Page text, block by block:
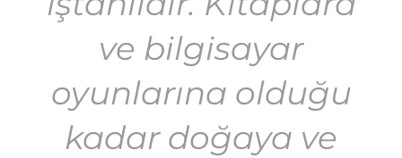
ve bilgisayar
oyunlarına olduğu
kadar doğaya ve